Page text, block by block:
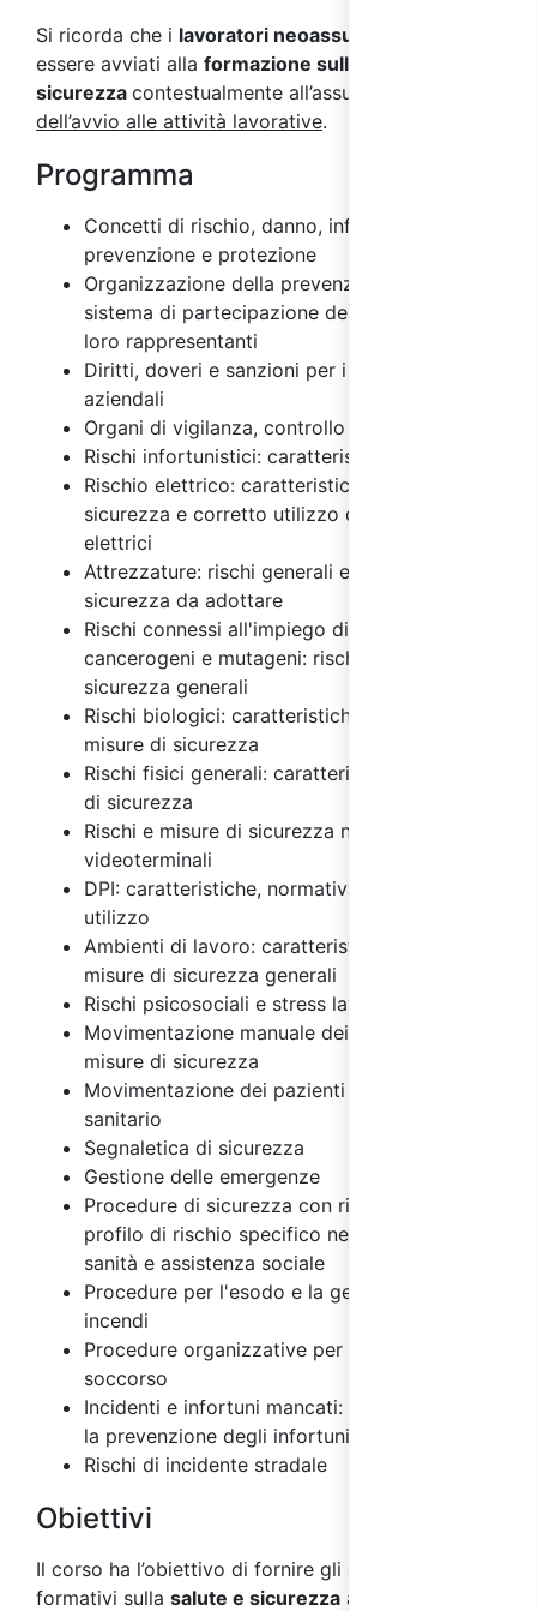
Si ricorda che i lavoratori neoassunti
essere avviati alla formazione sulla
sicurezza contestualmente all’assunzione e
dell’avvio alle attività lavorative.
Programma
Concetti di rischio, danno, infortunio,
prevenzione e protezione
Organizzazione della prevenzione aziendale e
sistema di partecipazione dei lavoratori e dei
loro rappresentanti
Diritti, doveri e sanzioni per i vari soggetti
aziendali
Organi di vigilanza, controllo e assistenza
Rischi infortunistici: caratteristiche
Rischio elettrico: caratteristiche, misure di
sicurezza e corretto utilizzo degli impianti
elettrici
Attrezzature: rischi generali e misure di
sicurezza da adottare
Rischi connessi all'impiego di agenti chimici,
cancerogeni e mutageni: rischi e misure di
sicurezza generali
Rischi biologici: caratteristiche generali e
misure di sicurezza
Rischi fisici generali: caratteristiche e misure
di sicurezza
Rischi e misure di sicurezza nell'uso dei
videoterminali
DPI: caratteristiche, normativa e regole di
utilizzo
Ambienti di lavoro: caratteristiche, rischi e
misure di sicurezza generali
Rischi psicosociali e stress lavoro correlato
Movimentazione manuale dei carichi: rischi e
misure di sicurezza
Movimentazione dei pazienti in ambito
sanitario
Segnaletica di sicurezza
Gestione delle emergenze
Procedure di sicurezza con riferimento al
profilo di rischio specifico nel settore della
sanità e assistenza sociale
Procedure per l'esodo e la gestione degli
incendi
Procedure organizzative per il primo
soccorso
Incidenti e infortuni mancati: importanza per
la prevenzione degli infortuni
Rischi di incidente stradale
Obiettivi
Il corso ha l’obiettivo di fornire gli elementi
formativi sulla salute e sicurezza ai